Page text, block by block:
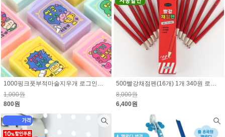
1000핑크풋부적마술지우개 로그인시 10% 할인된 가격
1,000원
800원
500빨강채점펜(16개) 1개 340원 로그인시 15% 할인된 가격
8,000원
6,400원